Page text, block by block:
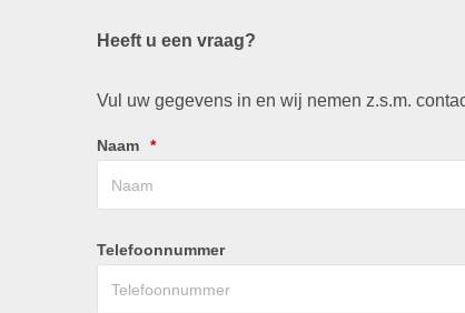
Heeft u een vraag?
Vul uw gegevens in en wij nemen z.s.m.
Naam *
Telefoonnummer